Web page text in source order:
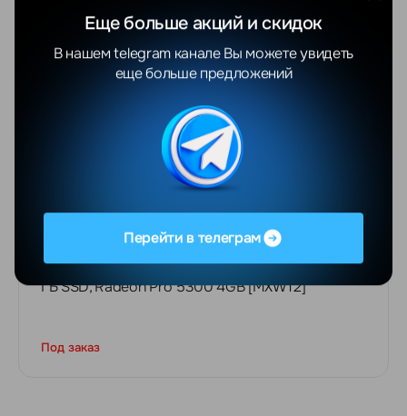
ГБ SSD, Radeon Pro 5300 4GB [MXWT2]
Под заказ
Перейти в телеграм
Еще больше акций и скидок
В нашем telegram канале Вы можете увидеть
еще больше предложений